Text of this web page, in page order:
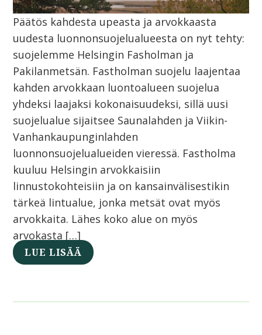
Päätös kahdesta upeasta ja arvokkaasta
uudesta luonnonsuojelualueesta on nyt tehty:
suojelemme Helsingin Fasholman ja
Pakilanmetsän. Fastholman suojelu laajentaa
kahden arvokkaan luontoalueen suojelua
yhdeksi laajaksi kokonaisuudeksi, sillä uusi
suojelualue sijaitsee Saunalahden ja Viikin-
Vanhankaupunginlahden
luonnonsuojelualueiden vieressä. Fastholma
kuuluu Helsingin arvokkaisiin
linnustokohteisiin ja on kansainvälisestikin
tärkeä lintualue, jonka metsät ovat myös
arvokkaita. Lähes koko alue on myös
arvokasta […]
LUE LISÄÄ